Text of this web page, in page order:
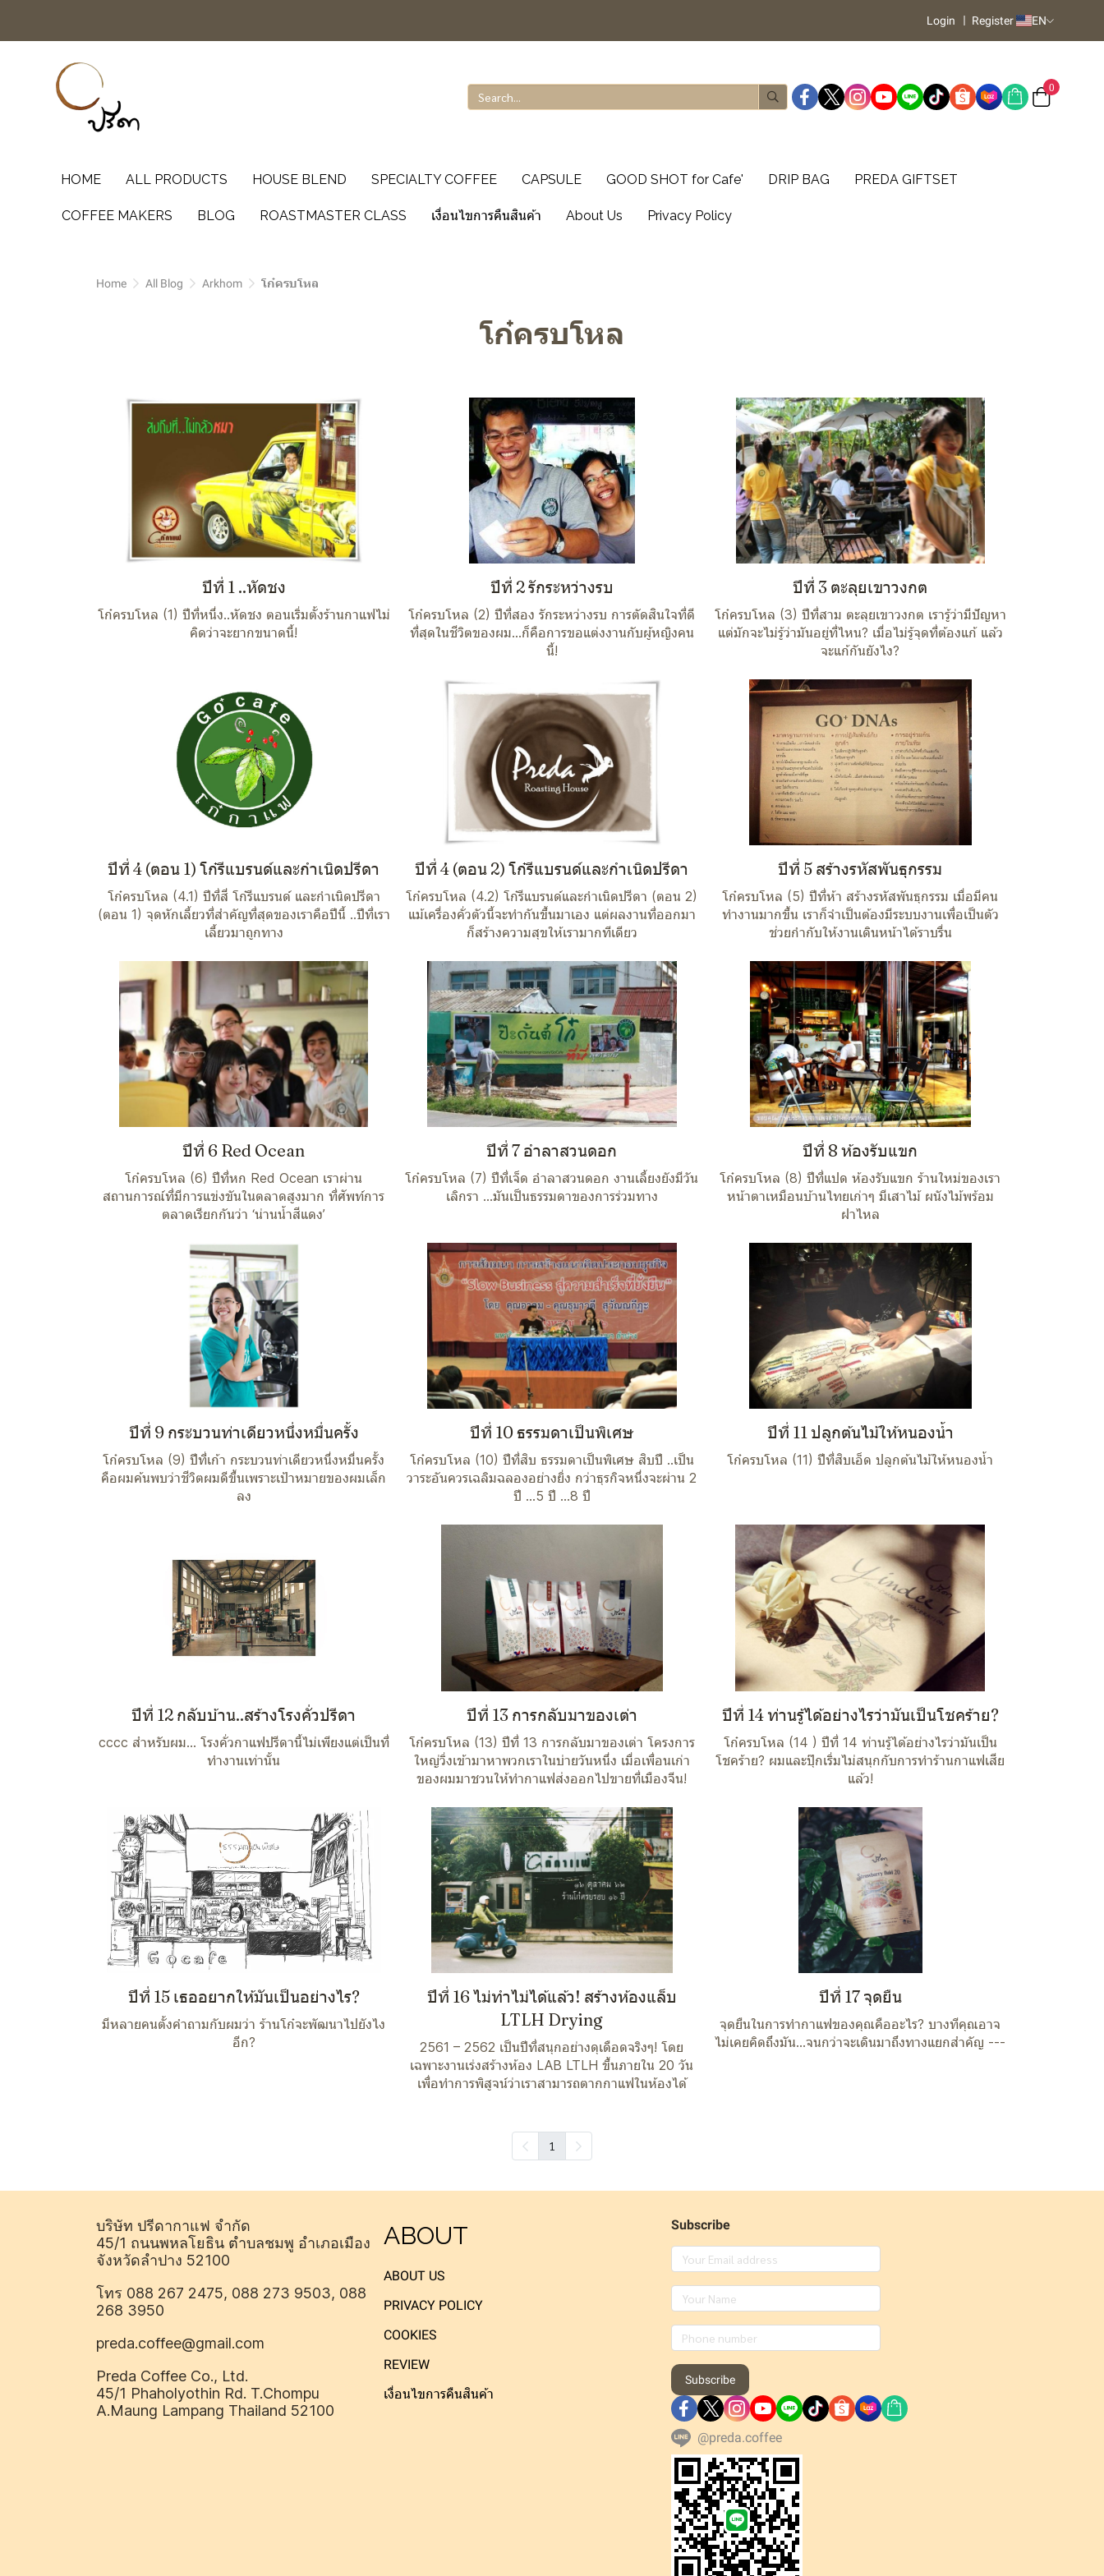
Login Register EN
0
HOME ALL PRODUCTS HOUSE BLEND SPECIALTY COFFEE CAPSULE GOOD SHOT for Cafe' DRIP BAG PREDA GIFTSET
COFFEE MAKERS BLOG ROASTMASTER CLASS เงื่อนไขการคืนสินค้า About Us Privacy Policy
Home All Blog Arkhom โก๋ครบโหล
โก๋ครบโหล
ปีที่ 1 ..หัดชง
โก๋ครบโหล (1) ปีที่หนึ่ง..หัดชง ตอนเริ่มตั้งร้านกาแฟไม่
คิดว่าจะยากขนาดนี้!
ปีที่ 2 รักระหว่างรบ
โก๋ครบโหล (2) ปีที่สอง รักระหว่างรบ การตัดสินใจที่ดี
ที่สุดในชีวิตของผม...ก็คือการขอแต่งงานกับผู้หญิงคน
นี้!
ปีที่ 3 ตะลุยเขาวงกต
โก๋ครบโหล (3) ปีที่สาม ตะลุยเขาวงกต เรารู้ว่ามีปัญหา
แต่มักจะไม่รู้ว่ามันอยู่ที่ไหน? เมื่อไม่รู้จุดที่ต้องแก้ แล้ว
จะแก้กันยังไง?
ปีที่ 4 (ตอน 1) โก๋รีแบรนด์และกำเนิดปรีดา
โก๋ครบโหล (4.1) ปีที่สี่ โก๋รีแบรนด์ และกำเนิดปรีดา
(ตอน 1) จุดหักเลี้ยวที่สำคัญที่สุดของเราคือปีนี้ ..ปีที่เรา
เลี้ยวมาถูกทาง
ปีที่ 4 (ตอน 2) โก๋รีแบรนด์และกำเนิดปรีดา
โก๋ครบโหล (4.2) โก๋รีแบรนด์และกำเนิดปรีดา (ตอน 2)
แม้เครื่องคั่วตัวนี้จะทำกันขึ้นมาเอง แต่ผลงานที่ออกมา
ก็สร้างความสุขให้เรามากทีเดียว
ปีที่ 5 สร้างรหัสพันธุกรรม
โก๋ครบโหล (5) ปีที่ห้า สร้างรหัสพันธุกรรม เมื่อมีคน
ทำงานมากขึ้น เราก็จำเป็นต้องมีระบบงานเพื่อเป็นตัว
ช่วยกำกับให้งานเดินหน้าได้ราบรื่น
ปีที่ 6 Red Ocean
โก๋ครบโหล (6) ปีที่หก Red Ocean เราผ่าน
สถานการณ์ที่มีการแข่งขันในตลาดสูงมาก ที่ศัพท์การ
ตลาดเรียกกันว่า ‘น่านน้ำสีแดง’
ปีที่ 7 อำลาสวนดอก
โก๋ครบโหล (7) ปีที่เจ็ด อำลาสวนดอก งานเลี้ยงยังมีวัน
เลิกรา ...มันเป็นธรรมดาของการร่วมทาง
ปีที่ 8 ห้องรับแขก
โก๋ครบโหล (8) ปีที่แปด ห้องรับแขก ร้านใหม่ของเรา
หน้าตาเหมือนบ้านไทยเก่าๆ มีเสาไม้ ผนังไม้พร้อม
ฝาไหล
ปีที่ 9 กระบวนท่าเดียวหนึ่งหมื่นครั้ง
โก๋ครบโหล (9) ปีที่เก้า กระบวนท่าเดียวหนึ่งหมื่นครั้ง
คือผมค้นพบว่าชีวิตผมดีขึ้นเพราะเป้าหมายของผมเล็ก
ลง
ปีที่ 10 ธรรมดาเป็นพิเศษ
โก๋ครบโหล (10) ปีที่สิบ ธรรมดาเป็นพิเศษ สิบปี ..เป็น
วาระอันควรเฉลิมฉลองอย่างยิ่ง กว่าธุรกิจหนึ่งจะผ่าน 2
ปี ...5 ปี ...8 ปี
ปีที่ 11 ปลูกต้นไม้ให้หนองน้ำ
โก๋ครบโหล (11) ปีที่สิบเอ็ด ปลูกต้นไม้ให้หนองน้ำ
ปีที่ 12 กลับบ้าน..สร้างโรงคั่วปรีดา
cccc สำหรับผม… โรงคั่วกาแฟปรีดานี้ไม่เพียงแต่เป็นที่
ทำงานเท่านั้น
ปีที่ 13 การกลับมาของเต่า
โก๋ครบโหล (13) ปีที่ 13 การกลับมาของเต่า โครงการ
ใหญ่วิ่งเข้ามาหาพวกเราในบ่ายวันหนึ่ง เมื่อเพื่อนเก่า
ของผมมาชวนให้ทำกาแฟส่งออกไปขายที่เมืองจีน!
ปีที่ 14 ท่านรู้ได้อย่างไรว่ามันเป็นโชคร้าย?
โก๋ครบโหล (14 ) ปีที่ 14 ท่านรู้ได้อย่างไรว่ามันเป็น
โชคร้าย? ผมและปุ๊กเริ่มไม่สนุกกับการทำร้านกาแฟเสีย
แล้ว!
ปีที่ 15 เธออยากให้มันเป็นอย่างไร?
มีหลายคนตั้งคำถามกับผมว่า ร้านโก๋จะพัฒนาไปยังไง
อีก?
ปีที่ 16 ไม่ทำไม่ได้แล้ว! สร้างห้องแล็บ
LTLH Drying
2561 – 2562 เป็นปีที่สนุกอย่างดุเดือดจริงๆ! โดย
เฉพาะงานเร่งสร้างห้อง LAB LTLH ขึ้นภายใน 20 วัน
เพื่อทำการพิสูจน์ว่าเราสามารถตากกาแฟในห้องได้
ปีที่ 17 จุดยืน
จุดยืนในการทำกาแฟของคุณคืออะไร? บางทีคุณอาจ
ไม่เคยคิดถึงมัน...จนกว่าจะเดินมาถึงทางแยกสำคัญ ---
1
บริษัท ปรีดากาแฟ จำกัด
45/1 ถนนพหลโยธิน ตำบลชมพู อำเภอเมือง
จังหวัดลำปาง 52100
โทร 088 267 2475, 088 273 9503, 088
268 3950
preda.coffee@gmail.com
Preda Coffee Co., Ltd.
45/1 Phaholyothin Rd. T.Chompu
A.Maung Lampang Thailand 52100
ABOUT
ABOUT US
PRIVACY POLICY
COOKIES
REVIEW
เงื่อนไขการคืนสินค้า
Subscribe
Subscribe
@preda.coffee